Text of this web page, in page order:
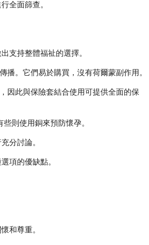
全面篩查。
支持整體福祉的選擇。
。它們易於購買，沒有荷爾蒙副作用。
因此與保險套結合使用可提供全面的保
則使用銅來預防懷孕。
分討論。
項的優缺點。
和尊重。